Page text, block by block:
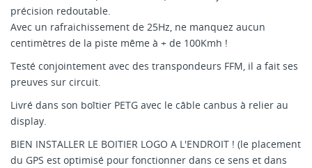
précision redoutable.
Avec un rafraichissement de 25Hz, ne manquez aucun
centimètres de la piste même à + de 100Kmh !
Testé conjointement avec des transpondeurs FFM, il a fait ses
preuves sur circuit.
Livré dans son boîtier PETG avec le câble canbus à relier au
display.
BIEN INSTALLER LE BOITIER LOGO A L'ENDROIT ! (le placement
du GPS est optimisé pour fonctionner dans ce sens et dans